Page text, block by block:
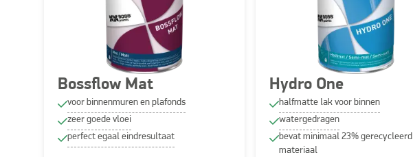
Bossflow Mat
voor binnenmuren en plafonds
zeer goede vloei
perfect egaal eindresultaat
Hydro One
halfmatte lak voor binnen
watergedragen
bevat minimaal 23% gerecycleerd
materiaal